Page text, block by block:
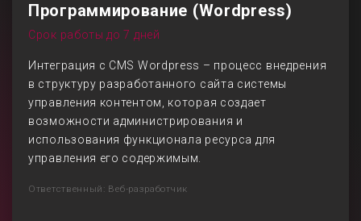
Программирование (Wordpress)
Срок работы до 7 дней
Интеграция с CMS Wordpress – процесс внедрения
в структуру разработанного сайта системы
управления контентом, которая создает
возможности администрирования и
использования функционала ресурса для
управления его содержимым.
Ответственный: Веб-разработчик